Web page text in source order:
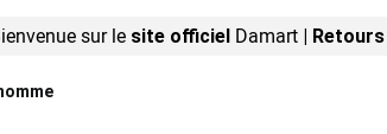
sur le site officielDamart |